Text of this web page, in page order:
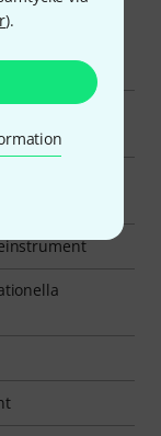
).
en
från 180 kr -